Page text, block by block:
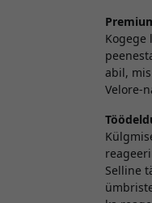
Kogege
abil,
Velore-
Selline